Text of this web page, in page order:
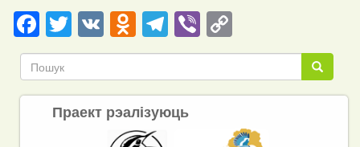
Facebook
Twitter
VKOdnoklassniki
Telegram
ViberCopy
Link Пошук
Пошук
Праект рэалізуюць